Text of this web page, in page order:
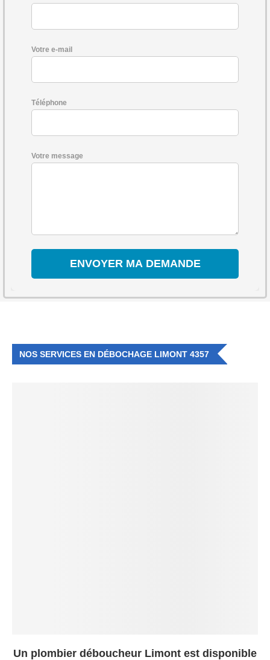
Votre e-mail
Téléphone
Votre message
NOS SERVICES EN DÉBOCHAGE LIMONT 4357
Un plombier déboucheur Limont est disponible